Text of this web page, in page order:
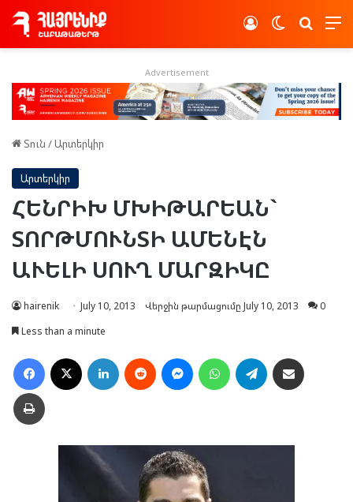
Switch skin
Log In
Advertisement
Տուն /Արտերկիր
Արտերկիր
ՀԵՆՐԻԽ ՄԽԻԹԱՐԵԱՆ`
ՏՈՐԹՄՈՒՆՏԻ ԱՄԵՆԷՆ
ԱՒԵԼԻ ՍՈՒՂ ՄԱՐԶԻԿԸ
hairenik July 10, 2013 Վերջին թարմացումը July 10, 2013
0
Less than a minute
Facebook LinkedIn Reddit MessengerWhatsAppTelegram
Տպել